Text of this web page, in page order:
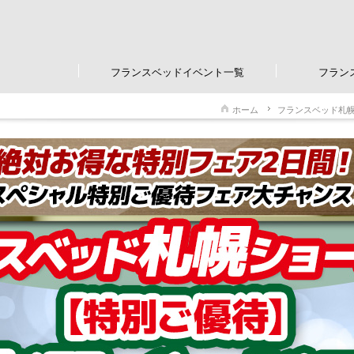
フランスベッドイベント一覧 フラン
ホーム フランスベッド札